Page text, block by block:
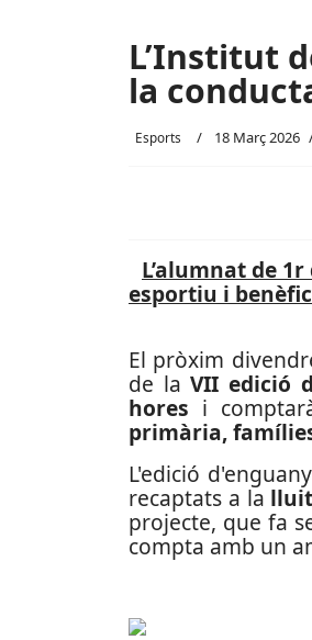
L’Institut
la
Esports 18 Març 2026
L’alumnat de
esportiu i
El pròxim
de laVII edició
hores i
primària,
L'edició
recaptats a la
projecte, que fa
compta amb un